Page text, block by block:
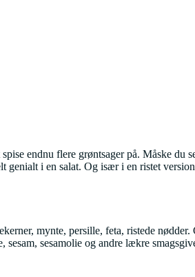
endnu flere grøntsager på. Måske du
i en salat. Og især i en ristet
mynte, persille, feta, ristede nødder.
sesamolie og andre lækre